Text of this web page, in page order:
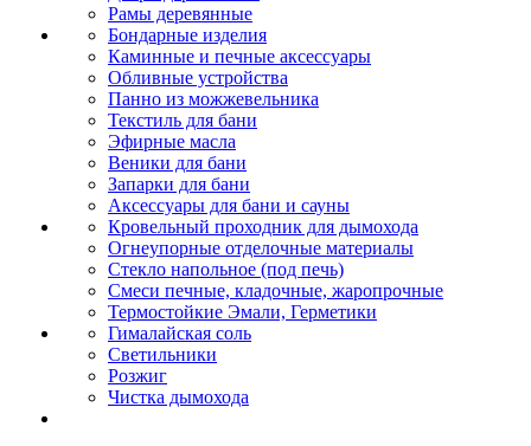
Рамы деревянные
Бондарные изделия
Каминные и печные аксессуары
Обливные устройства
Панно из можжевельника
Текстиль для бани
Эфирные масла
Веники для бани
Запарки для бани
Аксессуары для бани и сауны
Кровельный проходник для дымохода
Огнеупорные отделочные материалы
Стекло напольное (под печь)
Смеси печные, кладочные, жаропрочные
Термостойкие Эмали, Герметики
Гималайская соль
Светильники
Розжиг
Чистка дымохода